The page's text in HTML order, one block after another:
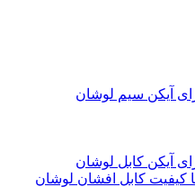
سیم لوشان
کابل لوشان
کابل افشان لوشان